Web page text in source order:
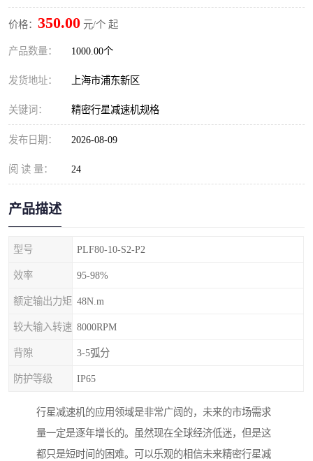
价格： 350.00 元/个 起
产品数量： 1000.00个
发货地址： 上海市浦东新区
关键词： 精密行星减速机规格
发布日期： 2026-08-09
阅 读 量： 24
产品描述
型号 PLF80-10-S2-P2
效率 95-98%
额定输出力矩 48N.m
较大输入转速 8000RPM
背隙 3-5弧分
防护等级 IP65
行星减速机的应用领域是非常广阔的，未来的市场需求
量一定是逐年增长的。虽然现在全球经济低迷，但是这
都只是短时间的困难。可以乐观的相信未来精密行星减